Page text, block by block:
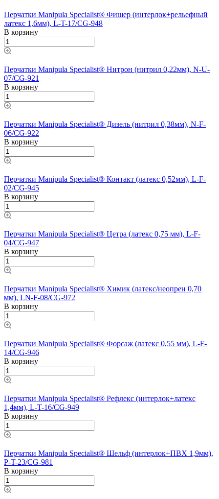
Перчатки Manipula Specialist® Фишер (интерлок+рельефный
латекс 1,6мм), L-T-17/CG-948
В корзину
Перчатки Manipula Specialist® Нитрон (нитрил 0,22мм), N-U-
07/CG-921
В корзину
Перчатки Manipula Specialist® Дизель (нитрил 0,38мм), N-F-
06/CG-922
В корзину
Перчатки Manipula Specialist® Контакт (латекс 0,52мм), L-F-
02/CG-945
В корзину
Перчатки Manipula Specialist® Цетра (латекс 0,75 мм), L-F-
04/CG-947
В корзину
Перчатки Manipula Specialist® Химик (латекс/неопрен 0,70
мм), LN-F-08/CG-972
В корзину
Перчатки Manipula Specialist® Форсаж (латекс 0,55 мм), L-F-
14/CG-946
В корзину
Перчатки Manipula Specialist® Рефлекс (интерлок+латекс
1,4мм), L-T-16/CG-949
В корзину
Перчатки Manipula Specialist® Шельф (интерлок+ПВХ 1,9мм),
P-T-23/CG-981
В корзину